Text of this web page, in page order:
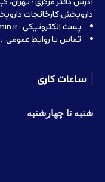
داروپخش،کارخانجات
پست الکترونیکی : info@rahavardtamin.ir
تماس با روابط عمومی : 09336380685
ساعات کاری
شنبه تا چهارشنبه